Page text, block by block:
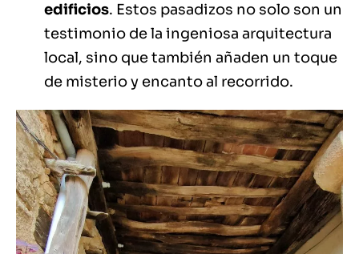
edificios. Estos pasadizos no solo son un
testimonio de la ingeniosa arquitectura
local, sino que también añaden un toque
de misterio y encanto al recorrido.